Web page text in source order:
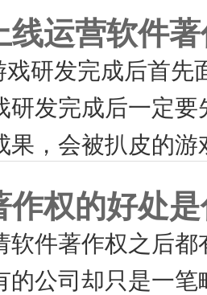
线运营软件
戏研发完成后首
研发完成后一定
果，会被扒皮的
作权的好处
软件著作权之后
的公司却只是一